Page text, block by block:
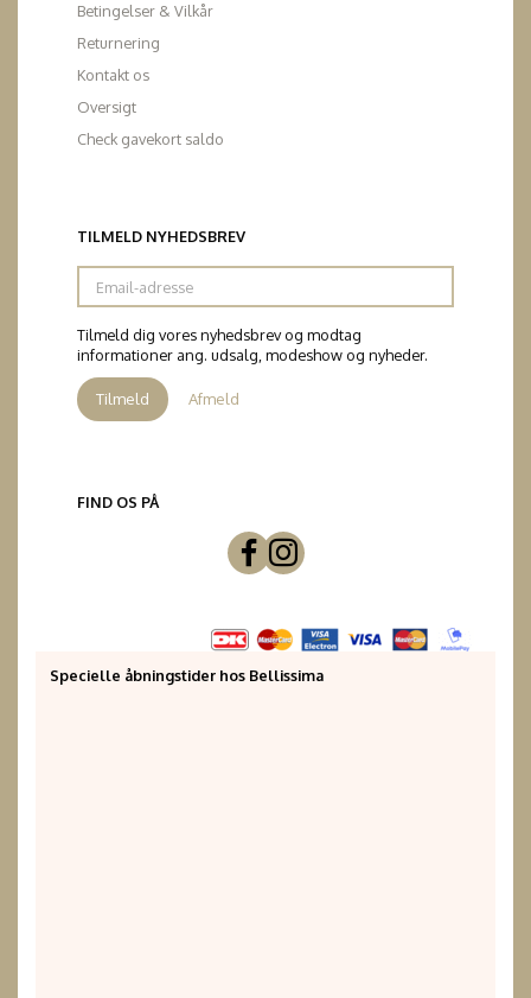
Betingelser & Vilkår
Returnering
Kontakt os
Oversigt
Check gavekort saldo
TILMELD NYHEDSBREV
Email-
adresse
Tilmeld dig vores nyhedsbrev og modtag
informationer ang. udsalg, modeshow og nyheder.
Tilmeld Afmeld
FIND OS PÅ
Specielle åbningstider hos Bellissima